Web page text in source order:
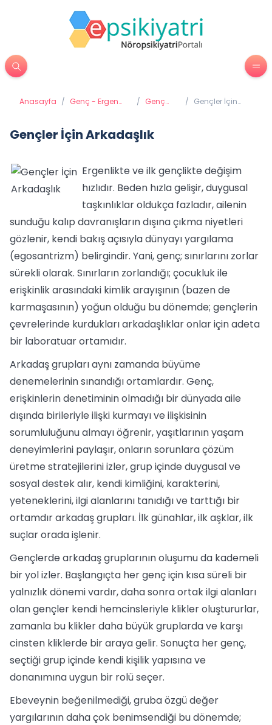
Anasayfa / Genç - Ergen
/ Genç
/ Gençler İçin
Gençler İçin Arkadaşlık
Ergenlikte ve ilk gençlikte değişim
hızlıdır. Beden hızla gelişir, duygusal
taşkınlıklar oldukça fazladır, ailenin
sunduğu kalıp davranışların dışına çıkma niyetleri
gözlenir, kendi bakış açısıyla dünyayı yargılama
(egosantrizm) belirgindir. Yani, genç; sınırlarını zorlar
sürekli olarak. Sınırların zorlandığı; çocukluk ile
erişkinlik arasındaki kimlik arayışının (bazen de
karmaşasının) yoğun olduğu bu dönemde; gençlerin
çevrelerinde kurdukları arkadaşlıklar onlar için adeta
bir laboratuar ortamıdır.
Arkadaş grupları aynı zamanda büyüme
denemelerinin sınandığı ortamlardır. Genç,
erişkinlerin denetiminin olmadığı bir dünyada aile
dışında birileriyle ilişki kurmayı ve ilişkisinin
sorumluluğunu almayı öğrenir, yaşıtlarının yaşam
deneyimlerini paylaşır, onların sorunlara çözüm
üretme stratejilerini izler, grup içinde duygusal ve
sosyal destek alır, kendi kimliğini, karakterini,
yeteneklerini, ilgi alanlarını tanıdığı ve tarttığı bir
ortamdır arkadaş grupları. İlk günahlar, ilk aşklar, ilk
suçlar orada işlenir.
Gençlerde arkadaş gruplarının oluşumu da kademeli
bir yol izler. Başlangıçta her genç için kısa süreli bir
yalnızlık dönemi vardır, daha sonra ortak ilgi alanları
olan gençler kendi hemcinsleriyle klikler oluştururlar,
zamanla bu klikler daha büyük gruplarda ve karşı
cinsten kliklerde bir araya gelir. Sonuçta her genç,
seçtiği grup içinde kendi kişilik yapısına ve
donanımına uygun bir rolü seçer.
Ebeveynin beğenilmediği, gruba özgü değer
yargılarının daha çok benimsendiği bu dönemde;